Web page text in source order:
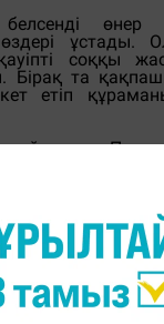
өнер
ұстады.
соққы
Бірақ та
етіп
жүргізді.
соққылары еш
созуға
Португалия
шешті.
голдың авторы
Н.